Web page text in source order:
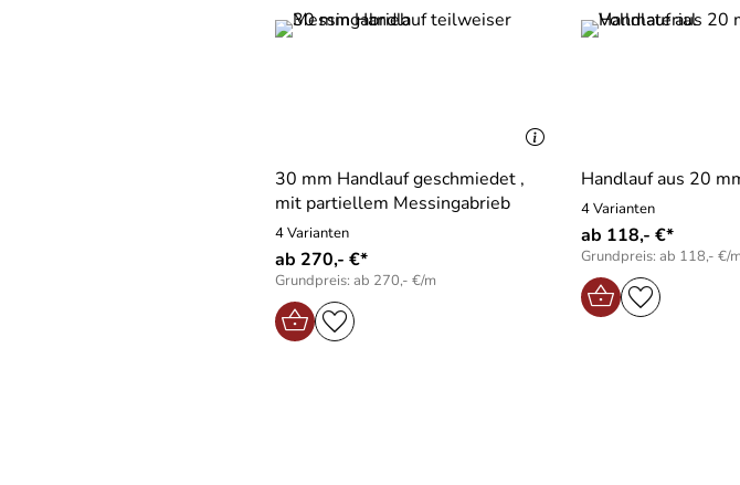
30 mm Handlauf geschmiedet ,
mit partiellem Messingabrieb
4 Varianten
ab 270,- €*
Grundpreis: ab 270,- €/m
Handlauf aus 20
4 Varianten
ab 118,- €*
Grundpreis: ab 118,- €/m